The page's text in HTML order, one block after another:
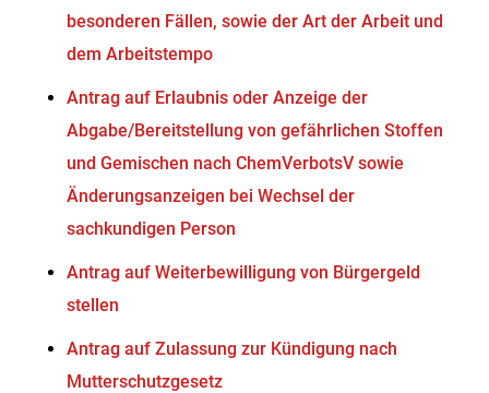
besonderen Fällen, sowie der Art der Arbeit und
dem Arbeitstempo
Antrag auf Erlaubnis oder Anzeige der
Abgabe/Bereitstellung von gefährlichen Stoffen
und Gemischen nach ChemVerbotsV sowie
Änderungsanzeigen bei Wechsel der
sachkundigen Person
Antrag auf Weiterbewilligung von Bürgergeld
stellen
Antrag auf Zulassung zur Kündigung nach
Mutterschutzgesetz